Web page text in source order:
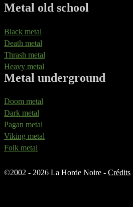
Metal old school
Black metal
Death metal
Thrash metal
Heavy metal
Metal underground
Doom metal
Dark metal
Pagan metal
Viking metal
Folk metal
©2002 - 2026 La Horde Noire - Crédits